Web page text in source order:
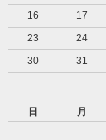
16
17
23
24
30
31
日
月